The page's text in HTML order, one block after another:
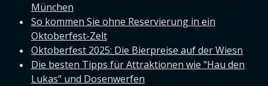
München
So kommen Sie ohne Reservierung in ein
Oktoberfest-Zelt
Oktoberfest 2025: Die Bierpreise auf der Wiesn
Die besten Tipps für Attraktionen wie "Hau den
Lukas" und Dosenwerfen